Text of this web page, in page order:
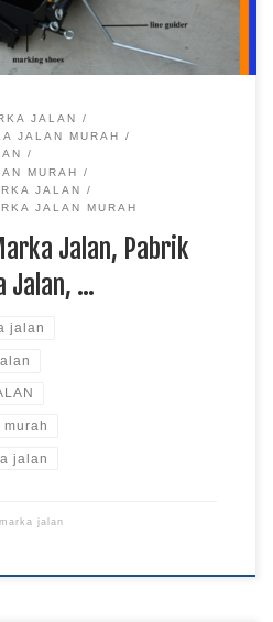
JALAN
JALAN MURAH
MURAH
JALAN
JALAN MURAH
Jalan, Pabrik
Jalan, …
jalan
jalan
jalan